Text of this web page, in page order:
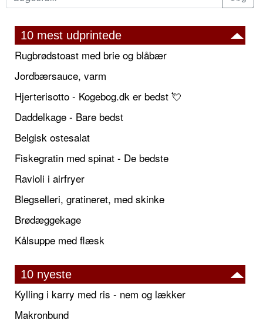
10 mest udprintede
Rugbrødstoast med brie og blåbær
Jordbærsauce, varm
Hjerterisotto - Kogebog.dk er bedst 💘
Daddelkage - Bare bedst
Belgisk ostesalat
Fiskegratin med spinat - De bedste
Ravioli i airfryer
Blegselleri, gratineret, med skinke
Brødæggekage
Kålsuppe med flæsk
10 nyeste
Kylling i karry med ris - nem og lækker
Makronbund